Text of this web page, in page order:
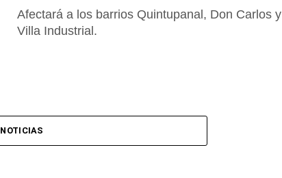
Afectará a los barrios Quintupanal, Don Carlos y
Villa Industrial.